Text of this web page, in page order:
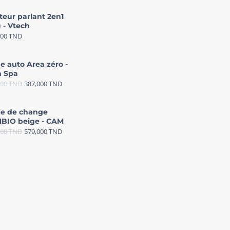
parlant 2en1
- Vtech
TND
auto Area zéro -
Spa
TND 387,000TND
de change
beige - CAM
TND 579,000TND